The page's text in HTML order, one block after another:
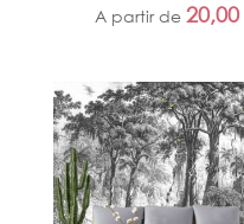
A partir de 20,00